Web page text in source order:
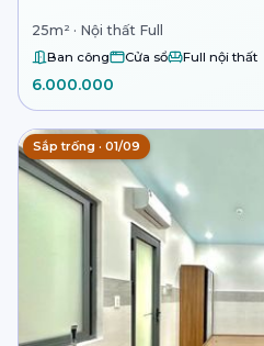
25m² · Nội thất Full
Ban công Cửa sổ Full nội thất
6.000.000
Sắp trống · 01/09